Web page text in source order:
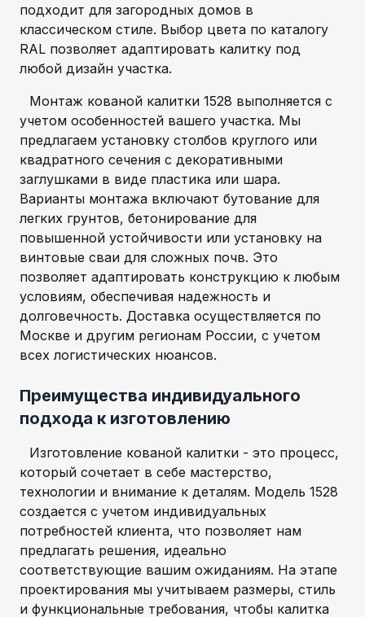
подходит для загородных домов в
классическом стиле. Выбор цвета по каталогу
RAL позволяет адаптировать калитку под
любой дизайн участка.
Монтаж кованой калитки 1528 выполняется с
учетом особенностей вашего участка. Мы
предлагаем установку столбов круглого или
квадратного сечения с декоративными
заглушками в виде пластика или шара.
Варианты монтажа включают бутование для
легких грунтов, бетонирование для
повышенной устойчивости или установку на
винтовые сваи для сложных почв. Это
позволяет адаптировать конструкцию к любым
условиям, обеспечивая надежность и
долговечность. Доставка осуществляется по
Москве и другим регионам России, с учетом
всех логистических нюансов.
Преимущества индивидуального
подхода к изготовлению
Изготовление кованой калитки - это процесс,
который сочетает в себе мастерство,
технологии и внимание к деталям. Модель 1528
создается с учетом индивидуальных
потребностей клиента, что позволяет нам
предлагать решения, идеально
соответствующие вашим ожиданиям. На этапе
проектирования мы учитываем размеры, стиль
и функциональные требования, чтобы калитка